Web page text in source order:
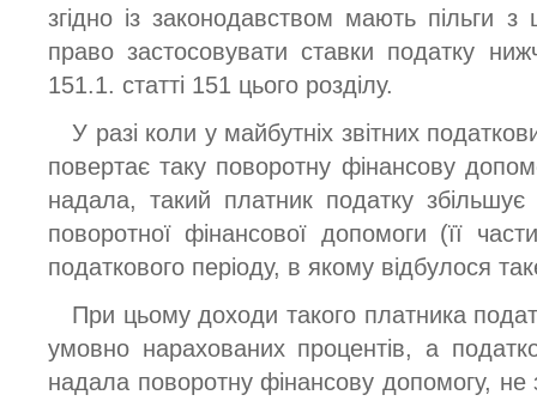
згідно із законодавством мають пільги з
право застосовувати ставки податку
151.1. статті 151 цього розділу.
У разі коли у майбутніх звітних
повертає таку поворотну фінансову
надала, такий платник податку
поворотної фінансової допомоги (її
податкового періоду, в якому відбулося
При цьому доходи такого платника
умовно нарахованих процентів, а
надала поворотну фінансову допомогу, не